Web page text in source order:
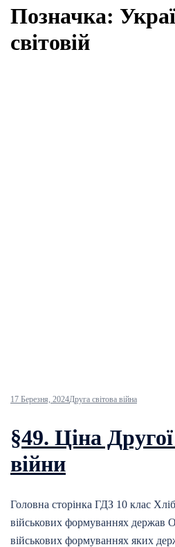
Позначка:
світовій
17 Березня, 2024Друга світова війна
§49. Ціна Другої
війни
Головна сторінка ГДЗ 10 клас
військових формуваннях держав
військових формуваннях яких